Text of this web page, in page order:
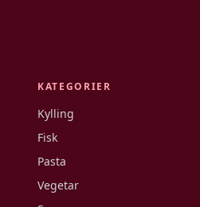
KATEGORIER
Kylling
Fisk
Pasta
Vegetar